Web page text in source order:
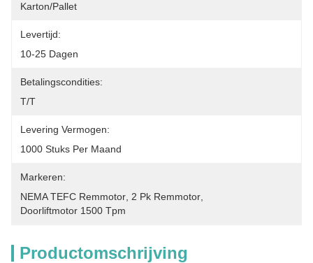
Karton/pallet
Levertijd:
10-25 Dagen
Betalingscondities:
T/T
Levering Vermogen:
1000 Stuks Per Maand
Markeren:
NEMA TEFC Remmotor 2 Pk Remmotor
Doorliftmotor 1500 Tpm
Productomschrijving